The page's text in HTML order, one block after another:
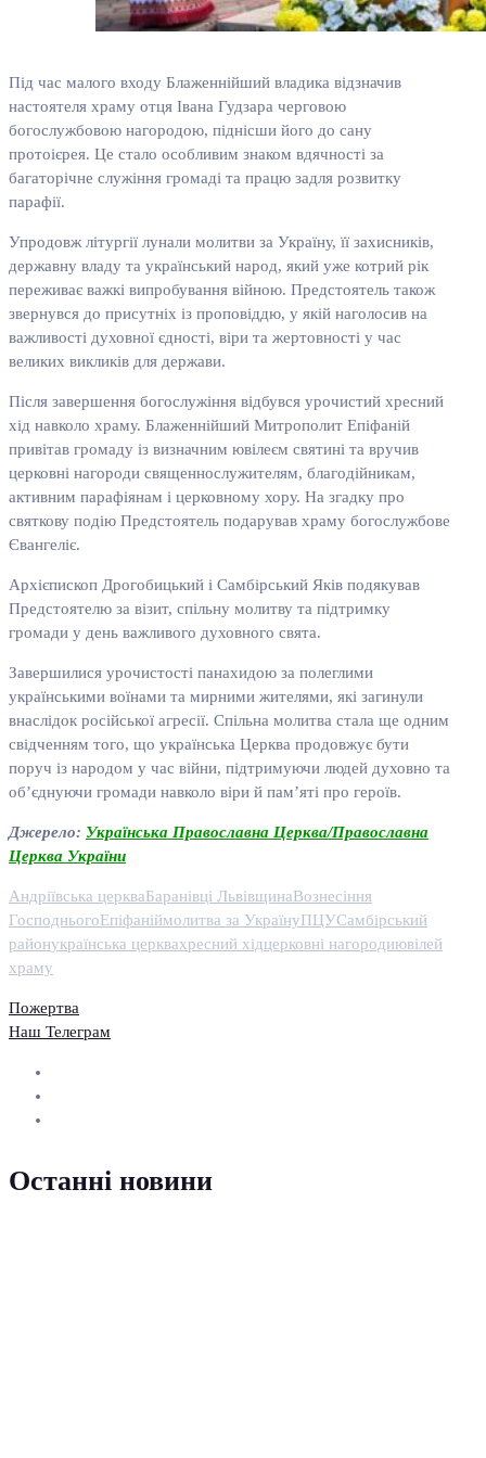
Під час малого входу Блаженнійший владика відзначив
настоятеля храму отця Івана Гудзара черговою
богослужбовою нагородою, піднісши його до сану
протоієрея. Це стало особливим знаком вдячності за
багаторічне служіння громаді та працю задля розвитку
парафії.
Упродовж літургії лунали молитви за Україну, її захисників,
державну владу та український народ, який уже котрий рік
переживає важкі випробування війною. Предстоятель також
звернувся до присутніх із проповіддю, у якій наголосив на
важливості духовної єдності, віри та жертовності у час
великих викликів для держави.
Після завершення богослужіння відбувся урочистий хресний
хід навколо храму. Блаженнійший Митрополит Епіфаній
привітав громаду із визначним ювілеєм святині та вручив
церковні нагороди священнослужителям, благодійникам,
активним парафіянам і церковному хору. На згадку про
святкову подію Предстоятель подарував храму богослужбове
Євангеліє.
Архієпископ Дрогобицький і Самбірський Яків подякував
Предстоятелю за візит, спільну молитву та підтримку
громади у день важливого духовного свята.
Завершилися урочистості панахидою за полеглими
українськими воїнами та мирними жителями, які загинули
внаслідок російської агресії. Спільна молитва стала ще одним
свідченням того, що українська Церква продовжує бути
поруч із народом у час війни, підтримуючи людей духовно та
об’єднуючи громади навколо віри й пам’яті про героїв.
Джерело: Українська Православна Церква/Православна
Церква України
Андріївська церкваБаранівці ЛьвівщинаВознесіння
ГосподньогоЕпіфаніймолитва за УкраїнуПЦУСамбірський
районукраїнська церквахресний хідцерковні нагородиювілей
храму
Пожертва
Наш Телеграм
Останні новини